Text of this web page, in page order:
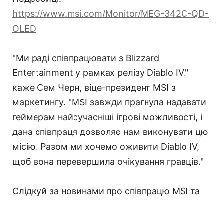
https://www.msi.com/Monitor/MEG-342C-QD-
OLED
"Ми раді співпрацювати з Blizzard
Entertainment у рамках релізу Diablo IV,"
каже Сем Черн, віце-президент MSI з
маркетингу. "MSI завжди прагнула надавати
геймерам найсучасніші ігрові можливості, і
дана співпраця дозволяє нам виконувати цю
місію. Разом ми хочемо оживити Diablo IV,
щоб вона перевершила очікування гравців."
Слідкуй за новинами про співпрацю MSI та